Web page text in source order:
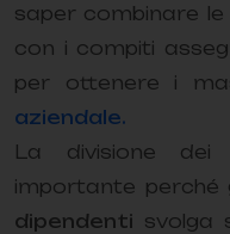
saper combinare
con i compiti
per ottenere i
aziendale.
La divisione
importante perché
dipendenti svolga